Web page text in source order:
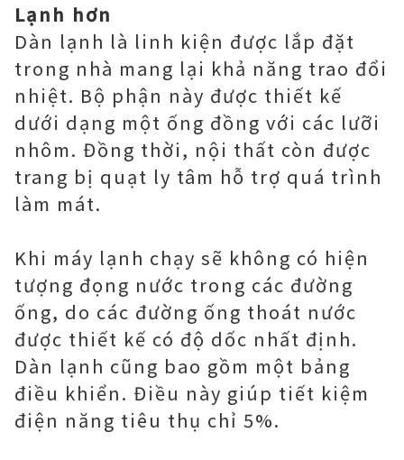
Lạnh hơn
Dàn lạnh là linh kiện được lắp đặt
trong nhà mang lại khả năng trao đổi
nhiệt. Bộ phận này được thiết kế
dưới dạng một ống đồng với các lưỡi
nhôm. Đồng thời, nội thất còn được
trang bị quạt ly tâm hỗ trợ quá trình
làm mát.
Khi máy lạnh chạy sẽ không có hiện
tượng đọng nước trong các đường
ống, do các đường ống thoát nước
được thiết kế có độ dốc nhất định.
Dàn lạnh cũng bao gồm một bảng
điều khiển. Điều này giúp tiết kiệm
điện năng tiêu thụ chỉ 5%.